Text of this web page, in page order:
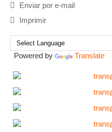
Enviar por e-mail
Imprimir
Powered by Translate